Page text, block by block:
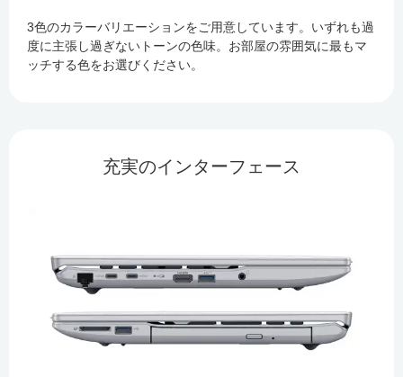
3色のカラーバリエーションをご用意しています。いずれも過
度に主張し過ぎないトーンの色味。お部屋の雰囲気に最もマ
ッチする色をお選びください。
充実のインターフェース